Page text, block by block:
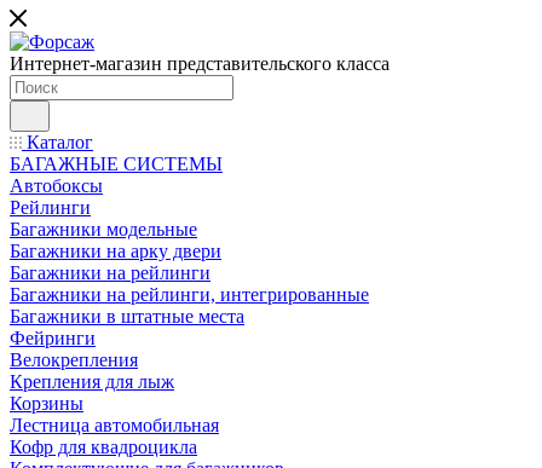
Интернет-магазин представительского класса
Каталог
БАГАЖНЫЕ СИСТЕМЫ
Автобоксы
Рейлинги
Багажники модельные
Багажники на арку двери
Багажники на рейлинги
Багажники на рейлинги, интегрированные
Багажники в штатные места
Фейринги
Велокрепления
Крепления для лыж
Корзины
Лестница автомобильная
Кофр для квадроцикла